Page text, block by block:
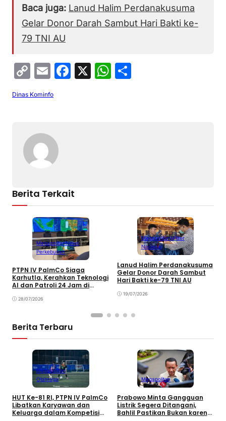
Baca juga: Lanud Halim Perdanakusuma
Gelar Donor Darah Sambut Hari Bakti ke-
79 TNI AU
C
o
p
Li
n
k
E
ai
F
X
W
Dinas Kominfo
Berita Terkait
MegapolitanNews
Perkebunan
PTPN IV PalmCo Siaga
Karhutla, Kerahkan Teknologi
AI dan Patroli 24 Jam di
28/07/2026
MegapolitanMiliter
Nasional
Lanud Halim Perdanakusuma
Gelar Donor Darah Sambut
Hari Bakti ke-79 TNI AU
19/07/2026
Berita Terbaru
Megapolitan
Olahraga
HUT Ke-81 RI, PTPN IV PalmCo
Libatkan Karyawan dan
Keluarga dalam Kompetisi
Megapolitan
Prabowo Minta Gangguan
Listrik Segera Ditangani,
Bahlil Pastikan Bukan karena